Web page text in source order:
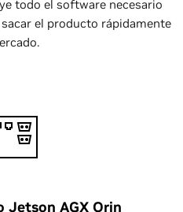
todo el software necesario
el producto rápidamente
Jetson AGX Orin